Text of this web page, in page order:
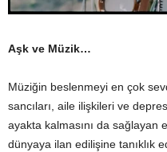
Aşk ve Müzik…
Müziğin beslenmeyi en çok
sancıları, aile ilişkileri ve
ayakta kalmasını da sağlayan
dünyaya ilan edilişine tanıklık